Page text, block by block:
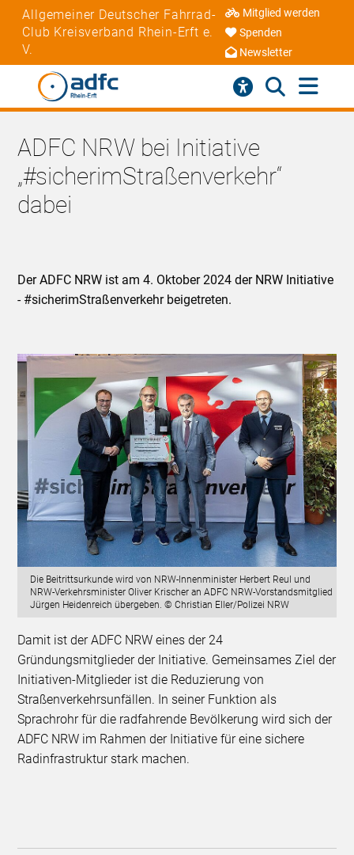
Allgemeiner Deutscher Fahrrad-
Club Kreisverband Rhein-Erft e.
V.
Mitglied werden
Spenden
Newsletter
ADFC NRW bei Initiative
„#sicherimStraßenverkehr“
dabei
Der ADFC NRW ist am 4. Oktober 2024 der NRW Initiative
- #sicherimStraßenverkehr beigetreten.
Die Beitrittsurkunde wird von NRW-Innenminister Herbert Reul und
NRW-Verkehrsminister Oliver Krischer an ADFC NRW-Vorstandsmitglied
Jürgen Heidenreich übergeben. © Christian Eller/Polizei NRW
Damit ist der ADFC NRW eines der 24
Gründungsmitglieder der Initiative. Gemeinsames Ziel der
Initiativen-Mitglieder ist die Reduzierung von
Straßenverkehrsunfällen. In seiner Funktion als
Sprachrohr für die radfahrende Bevölkerung wird sich der
ADFC NRW im Rahmen der Initiative für eine sichere
Radinfrastruktur stark machen.